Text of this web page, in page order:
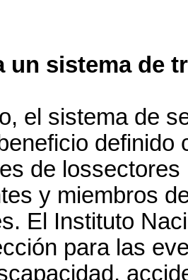
un sistema de
el sistema de
de
y miembros
El Instituto
para las